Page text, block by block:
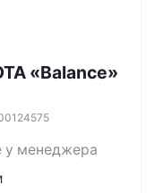
«Balance»
у менеджера